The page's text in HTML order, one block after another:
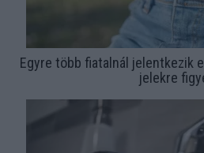
Egyre több fiatalnál jelentkezik
jelekre